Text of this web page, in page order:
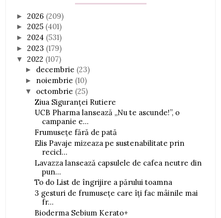
►2026 (209)
►2025 (401)
►2024 (531)
►2023 (179)
▼2022 (107)
► decembrie (23)
► noiembrie (10)
▼ octombrie (25)
Ziua Siguranței Rutiere
UCB Pharma lansează „Nu te ascunde!”, o
campanie e...
Frumusețe fără de pată
Elis Pavaje mizeaza pe sustenabilitate prin
recicl...
Lavazza lansează capsulele de cafea neutre din
pun...
To do List de îngrijire a părului toamna
3 gesturi de frumusețe care îți fac mâinile mai
fr...
Bioderma Sebium Kerato+